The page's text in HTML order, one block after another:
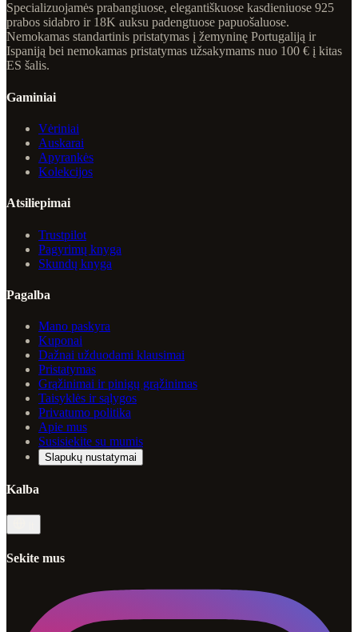
Specializuojamės prabangiuose, elegantiškuose kasdieniuose 925
prabos sidabro ir 18K auksu padengtuose papuošaluose.
Nemokamas standartinis pristatymas į žemyninę Portugaliją ir
Ispaniją bei nemokamas pristatymas užsakymams nuo 100 € į kitas
ES šalis.
Gaminiai
Vėriniai
Auskarai
Apyrankės
Kolekcijos
Atsiliepimai
Trustpilot
Pagyrimų knyga
Skundų knyga
Pagalba
Mano paskyra
Kuponai
Dažnai užduodami klausimai
Pristatymas
Grąžinimai ir pinigų grąžinimas
Taisyklės ir sąlygos
Privatumo politika
Apie mus
Susisiekite su mumis
Slapukų nustatymai
Kalba
Sekite mus